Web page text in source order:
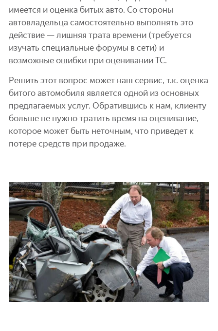
имеется и оценка битых авто. Со стороны
автовладельца самостоятельно выполнять это
действие — лишняя трата времени (требуется
изучать специальные форумы в сети) и
возможные ошибки при оценивании ТС.
Решить этот вопрос может наш сервис, т.к. оценка
битого автомобиля является одной из основных
предлагаемых услуг. Обратившись к нам, клиенту
больше не нужно тратить время на оценивание,
которое может быть неточным, что приведет к
потере средств при продаже.